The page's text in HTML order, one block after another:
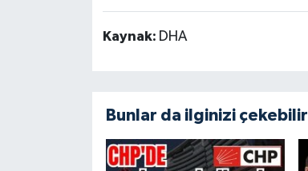
Kaynak: DHA
Bunlar da ilginizi çekebilir